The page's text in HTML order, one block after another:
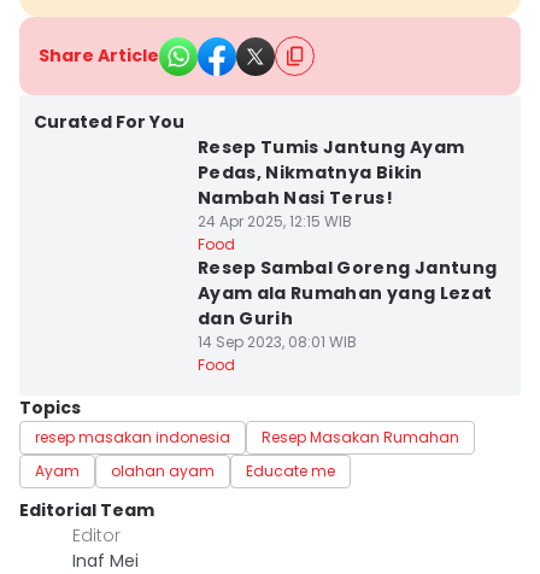
Share Article
Curated For You
Resep Tumis Jantung Ayam
Pedas, Nikmatnya Bikin
Nambah Nasi Terus!
24 Apr 2025, 12:15 WIB
Food
Resep Sambal Goreng Jantung
Ayam ala Rumahan yang Lezat
dan Gurih
14 Sep 2023, 08:01 WIB
Food
Topics
resep masakan indonesia
Resep Masakan Rumahan
Ayam
olahan ayam Educate me
Editorial Team
Editor
Inaf Mei